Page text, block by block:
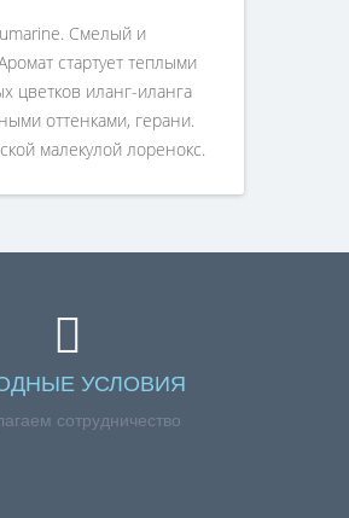
Смелый и
стартует теплыми
цветков иланг-иланга
оттенками, герани.
малекулой лоренокс.
УСЛОВИЯ
сотрудничество